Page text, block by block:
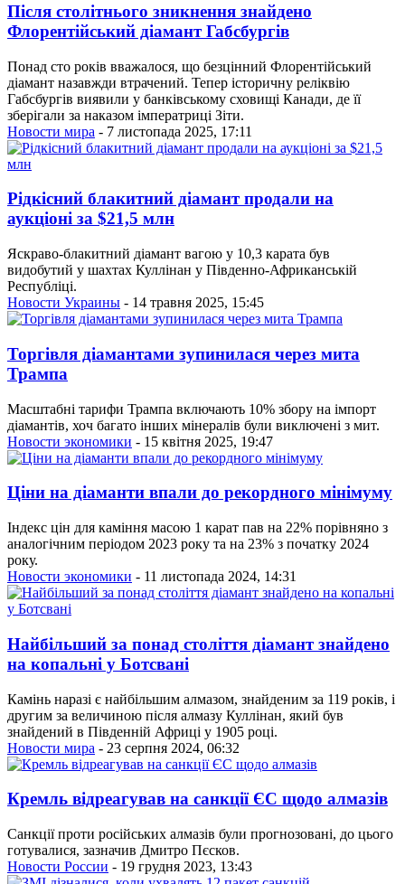
Після столітнього зникнення знайдено
Флорентійський діамант Габсбургів
Понад сто років вважалося, що безцінний Флорентійський
діамант назавжди втрачений. Тепер історичну реліквію
Габсбургів виявили у банківському сховищі Канади, де її
зберігали за наказом імператриці Зіти.
Новости мира - 7 листопада 2025, 17:11
Рідкісний блакитний діамант продали на
аукціоні за $21,5 млн
Яскраво-блакитний діамант вагою у 10,3 карата був
видобутий у шахтах Куллінан у Південно-Африканській
Республіці.
Новости Украины - 14 травня 2025, 15:45
Торгівля діамантами зупинилася через мита
Трампа
Масштабні тарифи Трампа включають 10% збору на імпорт
діамантів, хоч багато інших мінералів були виключені з мит.
Новости экономики - 15 квітня 2025, 19:47
Ціни на діаманти впали до рекордного мінімуму
Індекс цін для каміння масою 1 карат пав на 22% порівняно з
аналогічним періодом 2023 року та на 23% з початку 2024
року.
Новости экономики - 11 листопада 2024, 14:31
Найбільший за понад століття діамант знайдено
на копальні у Ботсвані
Камінь наразі є найбільшим алмазом, знайденим за 119 років, і
другим за величиною після алмазу Куллінан, який був
знайдений в Південній Африці у 1905 році.
Новости мира - 23 серпня 2024, 06:32
Кремль відреагував на санкції ЄС щодо алмазів
Санкції проти російських алмазів були прогнозовані, до цього
готувалися, зазначив Дмитро Пєсков.
Новости России - 19 грудня 2023, 13:43